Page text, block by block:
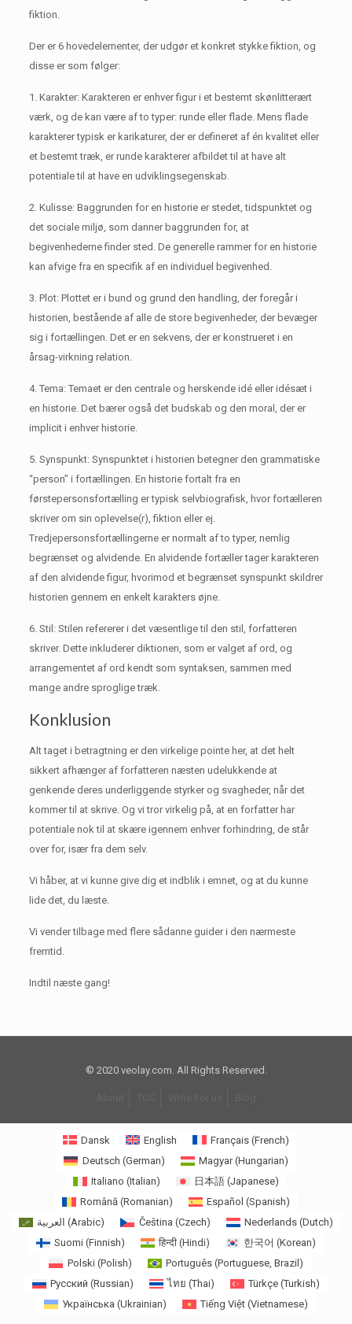
fiktion.
Der er 6 hovedelementer, der udgør et konkret stykke fiktion, og
disse er som følger:
1. Karakter: Karakteren er enhver figur i et bestemt skønlitterært
værk, og de kan være af to typer: runde eller flade. Mens flade
karakterer typisk er karikaturer, der er defineret af én kvalitet eller
et bestemt træk, er runde karakterer afbildet til at have alt
potentiale til at have en udviklingsegenskab.
2. Kulisse: Baggrunden for en historie er stedet, tidspunktet og
det sociale miljø, som danner baggrunden for, at
begivenhederne finder sted. De generelle rammer for en historie
kan afvige fra en specifik af en individuel begivenhed.
3. Plot: Plottet er i bund og grund den handling, der foregår i
historien, bestående af alle de store begivenheder, der bevæger
sig i fortællingen. Det er en sekvens, der er konstrueret i en
årsag-virkning relation.
4. Tema: Temaet er den centrale og herskende idé eller idésæt i
en historie. Det bærer også det budskab og den moral, der er
implicit i enhver historie.
5. Synspunkt: Synspunktet i historien betegner den grammatiske
“person” i fortællingen. En historie fortalt fra en
førstepersonsfortælling er typisk selvbiografisk, hvor fortælleren
skriver om sin oplevelse(r), fiktion eller ej.
Tredjepersonsfortællingerne er normalt af to typer, nemlig
begrænset og alvidende. En alvidende fortæller tager karakteren
af ​​den alvidende figur, hvorimod et begrænset synspunkt skildrer
historien gennem en enkelt karakters øjne.
6. Stil: Stilen refererer i det væsentlige til den stil, forfatteren
skriver. Dette inkluderer diktionen, som er valget af ord, og
arrangementet af ord kendt som syntaksen, sammen med
mange andre sproglige træk.
Konklusion
Alt taget i betragtning er den virkelige pointe her, at det helt
sikkert afhænger af forfatteren næsten udelukkende at
genkende deres underliggende styrker og svagheder, når det
kommer til at skrive. Og vi tror virkelig på, at en forfatter har
potentiale nok til at skære igennem enhver forhindring, de står
over for, især fra dem selv.
Vi håber, at vi kunne give dig et indblik i emnet, og at du kunne
lide det, du læste.
Vi vender tilbage med flere sådanne guider i den nærmeste
fremtid.
Indtil næste gang!
© 2020 veolay.com. All Rights Reserved.
About TOS Write For us Blog
Dansk English Français (French)
Deutsch (German) Magyar(Hungarian)
Italiano (Italian) 日本語 (Japanese)
Română (Romanian) Español (Spanish)
العربية (Arabic) Čeština (Czech) Nederlands(Dutch)
Suomi(Finnish) हिन्दी (Hindi) 한국어 (Korean)
Polski(Polish) Português(Portuguese, Brazil )
Русский (Russian) ไทย (Thai) Türkçe (Turkish)
Українська (Ukrainian) Tiếng Việt (Vietnamese)